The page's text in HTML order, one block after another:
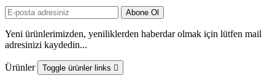
Yeni ürünlerimizden, yeniliklerden haberdar olmak için lütfen mail
adresinizi kaydedin...
Ürünler Toggle ürünler links 